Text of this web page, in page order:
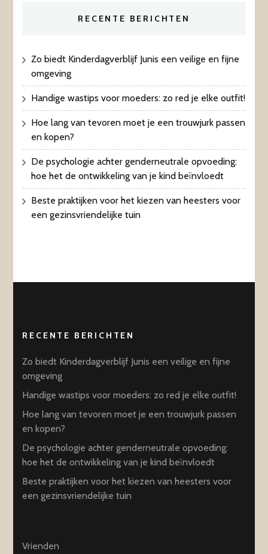
RECENTE BERICHTEN
Zo biedt Kinderdagverblijf Junis een veilige en fijne
omgeving
Handige wastips voor moeders: zo red je elke outfit!
Hoe lang van tevoren moet je een trouwjurk passen
en kopen?
De psychologie achter genderneutrale opvoeding:
hoe het de ontwikkeling van je kind beïnvloedt
Beste praktijken voor het kiezen van heesters voor
een gezinsvriendelijke tuin
RECENTE BERICHTEN
Zo biedt Kinderdagverblijf Junis een veilige en fijne
omgeving
Handige wastips voor moeders: zo red je elke outfit!
Hoe lang van tevoren moet je een trouwjurk passen
en kopen?
De psychologie achter genderneutrale opvoeding:
hoe het de ontwikkeling van je kind beïnvloedt
Beste praktijken voor het kiezen van heesters voor
een gezinsvriendelijke tuin
Vrienden